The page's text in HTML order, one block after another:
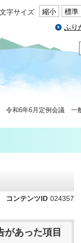
文字サイズ 縮小 標準
ふり
令和6年6月定例会議 一
コンテンツID 024357
あった項目